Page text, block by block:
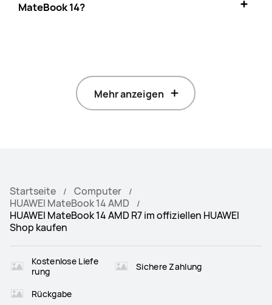
MateBook 14?
Mehr anzeigen
Startseite
Computer
HUAWEI MateBook 14 AMD
HUAWEI MateBook 14 AMD R7 im offiziellen HUAWEI
Shop kaufen
Kostenlose Liefe
rung
Sichere Zahlung
Rückgabe